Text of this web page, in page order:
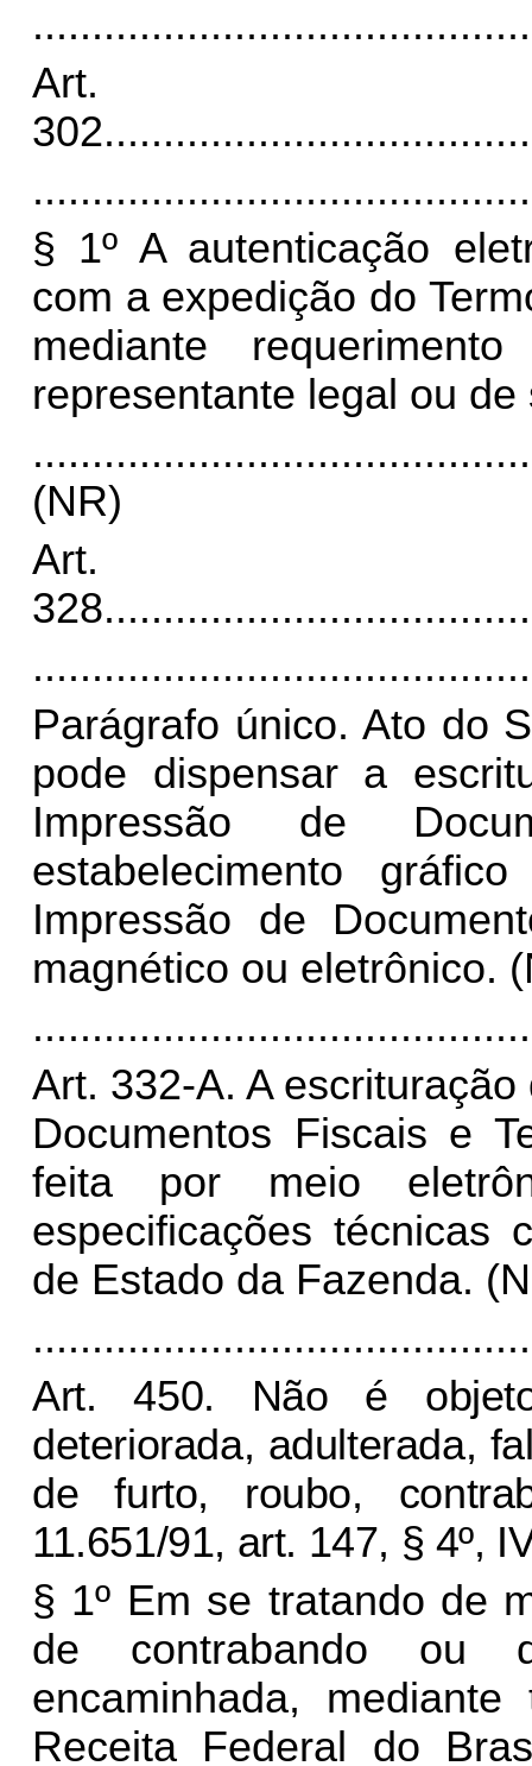
Art.
302
§ 1º A autenticação
com a expedição do
mediante
representante legal ou
(NR)
Art.
328
Parágrafo único. Ato do
pode dispensar a
Impressão de
estabelecimento
Impressão de
magnético ou eletrônico.
Art. 332-A. A
Documentos Fiscais e
feita por meio
especificações técnicas
de Estado da Fazenda.
Art. 450. Não é
deteriorada, adulterada,
de furto, roubo,
11.651/91, art. 147, § 4º,
§ 1º Em se tratando de
de contrabando ou
encaminhada,
Receita Federal do